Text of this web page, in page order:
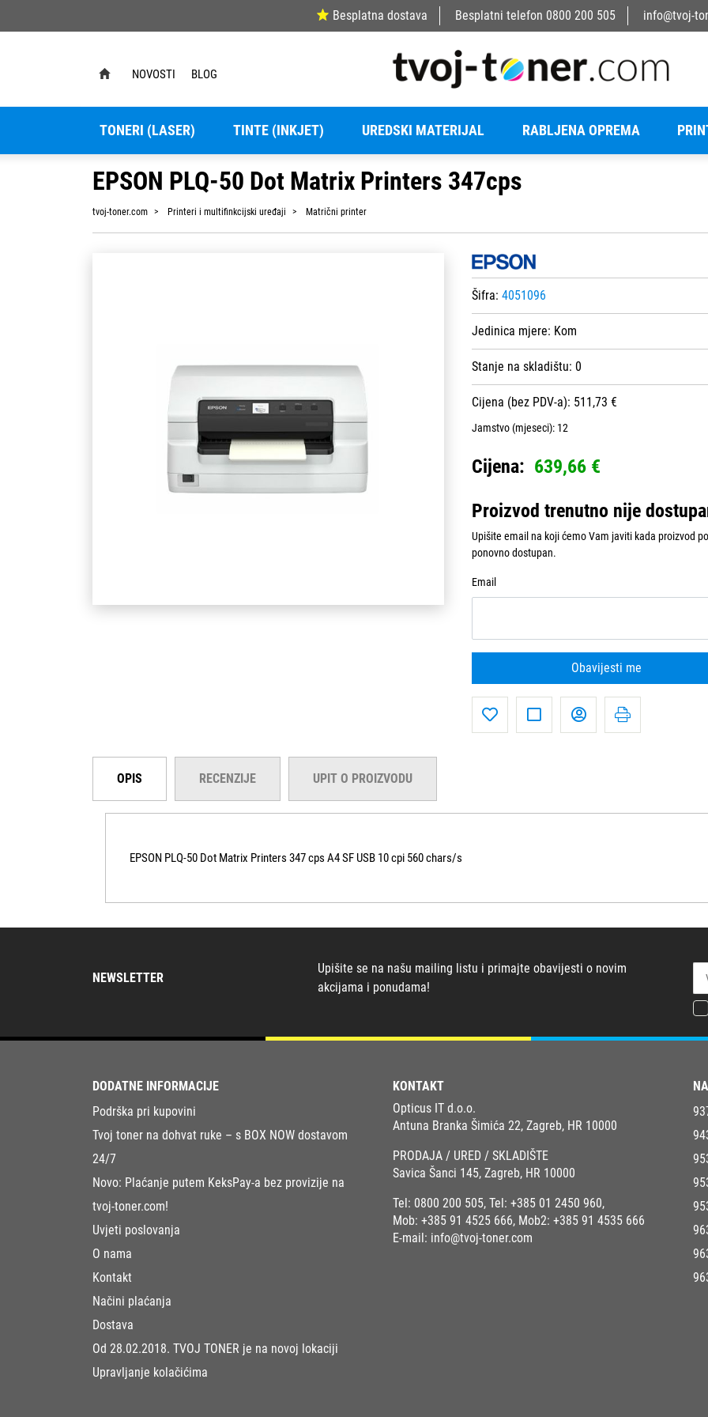
Besplatna dostava Besplatni telefon 0800 200 505 info@tvoj-
NOVOSTI BLOG
TONERI (LASER) TINTE (INKJET) UREDSKI MATERIJAL RABLJENA OPREMA
EPSON PLQ-50 Dot Matrix Printers 347cps
tvoj-toner.com Printeri i multifinkcijski uređaji Matrični printer
Šifra: 4051096
Jedinica mjere: Kom
Stanje na skladištu: 0
Cijena (bez PDV-a): 511,73 €
Jamstvo (mjeseci): 12
Cijena: 639,66 €
Proizvod trenutno nije
Upišite email na koji ćemo Vam javiti kada proizvod
ponovno dostupan.
Email
Obavijesti me
OPIS RECENZIJE UPIT O PROIZVODU
EPSON PLQ-50 Dot Matrix Printers 347 cps A4 SF USB 10 cpi 560 chars/s
NEWSLETTER
Upišite se na našu mailing listu i primajte obavijesti o novim
akcijama i ponudama!
DODATNE INFORMACIJE
Podrška pri kupovini
Tvoj toner na dohvat ruke – s BOX NOW dostavom
24/7
Novo: Plaćanje putem KeksPay-a bez provizije na
tvoj-toner.com!
Uvjeti poslovanja
O nama
Kontakt
Načini plaćanja
Dostava
Od 28.02.2018. TVOJ TONER je na novoj lokaciji
Upravljanje kolačićima
KONTAKT
Opticus IT d.o.o.
Antuna Branka Šimića 22, Zagreb, HR 10000
PRODAJA / URED / SKLADIŠTE
Savica Šanci 145, Zagreb, HR 10000
Tel: 0800 200 505, Tel: +385 01 2450 960,
Mob: +385 91 4525 666, Mob2: +385 91 4535 666
E-mail: info@tvoj-toner.com